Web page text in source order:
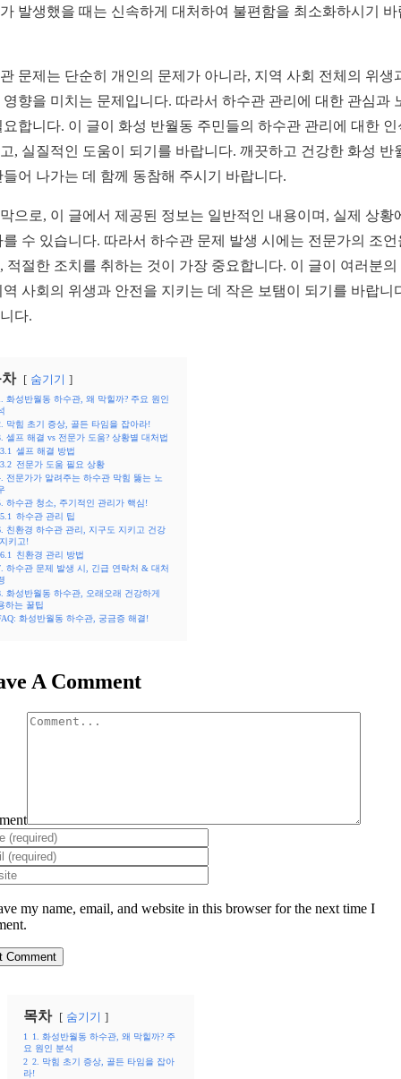
발생했을 때는 신속하게 대처하여 불편함을 최소화하시기 바
문제는 단순히 개인의 문제가 아니라, 지역 사회 전체의 위생
영향을 미치는 문제입니다. 따라서 하수관 관리에 대한 관심과
요합니다. 이 글이 화성 반월동 주민들의 하수관 관리에 대한 인
, 실질적인 도움이 되기를 바랍니다. 깨끗하고 건강한 화성 반
들어 나가는 데 함께 동참해 주시기 바랍니다.
으로, 이 글에서 제공된 정보는 일반적인 내용이며, 실제 상황
를 수 있습니다. 따라서 하수관 문제 발생 시에는 전문가의 조언
적절한 조치를 취하는 것이 가장 중요합니다. 이 글이 여러분의
역 사회의 위생과 안전을 지키는 데 작은 보탬이 되기를 바랍니
다.
숨기기
화성반월동 하수관, 왜 막힐까? 주요 원인
막힘 초기 증상, 골든 타임을 잡아라!
셀프 해결 vs 전문가 도움? 상황별 대처법
3.1
셀프 해결 방법
3.2 전문가 도움 필요 상황
전문가가 알려주는 하수관 막힘 뚫는 노
하수관 청소, 주기적인 관리가 핵심!
5.1
하수관 관리 팁
친환경 하수관 관리, 지구도 지키고 건강
키고!
6.1
친환경 관리 방법
하수관 문제 발생 시, 긴급 연락처 & 대처
화성반월동 하수관, 오래오래 건강하게
하는 꿀팁
화성반월동 하수관, 궁금증 해결!
A Comment
my name, email, and website in this browser for the next time I
목차 숨기기
1
1. 화성반월동 하수관, 왜 막힐까? 주
요 원인 분석
2 2. 막힘 초기 증상, 골든 타임을 잡아
라!